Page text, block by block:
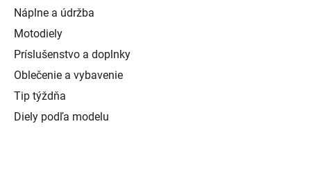
Náplne a údržba
Motodiely
Príslušenstvo a doplnky
Oblečenie a vybavenie
Tip týždňa
Diely podľa modelu